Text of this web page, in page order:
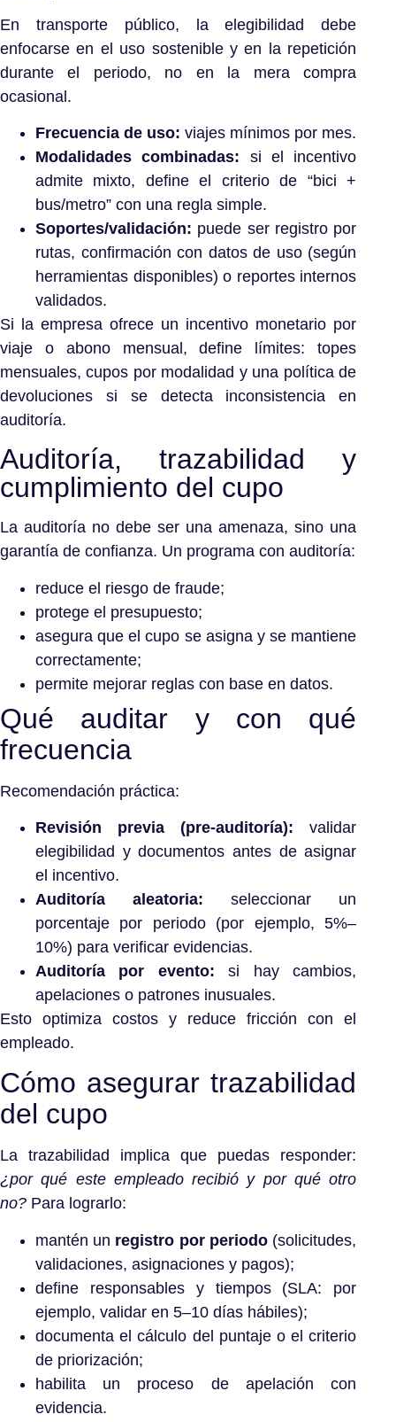
En transporte público, la elegibilidad debe
enfocarse en el uso sostenible y en la repetición
durante el periodo, no en la mera compra
ocasional.
Frecuencia de uso: viajes mínimos por mes.
Modalidades combinadas: si el incentivo
admite mixto, define el criterio de “bici +
bus/metro” con una regla simple.
Soportes/validación: puede ser registro por
rutas, confirmación con datos de uso (según
herramientas disponibles) o reportes internos
validados.
Si la empresa ofrece un incentivo monetario por
viaje o abono mensual, define límites: topes
mensuales, cupos por modalidad y una política de
devoluciones si se detecta inconsistencia en
auditoría.
Auditoría, trazabilidad y
cumplimiento del cupo
La auditoría no debe ser una amenaza, sino una
garantía de confianza. Un programa con auditoría:
reduce el riesgo de fraude;
protege el presupuesto;
asegura que el cupo se asigna y se mantiene
correctamente;
permite mejorar reglas con base en datos.
Qué auditar y con qué
frecuencia
Recomendación práctica:
Revisión previa (pre-auditoría): validar
elegibilidad y documentos antes de asignar
el incentivo.
Auditoría aleatoria: seleccionar un
porcentaje por periodo (por ejemplo, 5%–
10%) para verificar evidencias.
Auditoría por evento: si hay cambios,
apelaciones o patrones inusuales.
Esto optimiza costos y reduce fricción con el
empleado.
Cómo asegurar trazabilidad
del cupo
La trazabilidad implica que puedas responder:
¿por qué este empleado recibió y por qué otro
no? Para lograrlo:
mantén un registro por periodo(solicitudes,
validaciones, asignaciones y pagos);
define responsables y tiempos (SLA: por
ejemplo, validar en 5–10 días hábiles);
documenta el cálculo del puntaje o el criterio
de priorización;
habilita un proceso de apelación con
evidencia.